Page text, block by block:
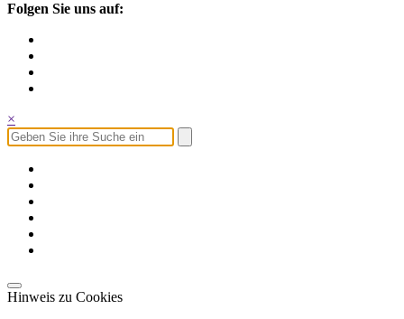
Folgen Sie uns auf:
×
Hinweis zu Cookies